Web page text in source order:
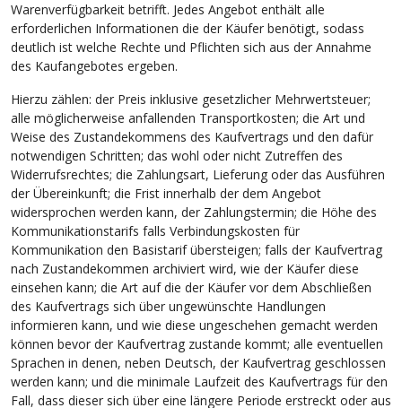
Warenverfügbarkeit betrifft. Jedes Angebot enthält alle
erforderlichen Informationen die der Käufer benötigt, sodass
deutlich ist welche Rechte und Pflichten sich aus der Annahme
des Kaufangebotes ergeben.
Hierzu zählen: der Preis inklusive gesetzlicher Mehrwertsteuer;
alle möglicherweise anfallenden Transportkosten; die Art und
Weise des Zustandekommens des Kaufvertrags und den dafür
notwendigen Schritten; das wohl oder nicht Zutreffen des
Widerrufsrechtes; die Zahlungsart, Lieferung oder das Ausführen
der Übereinkunft; die Frist innerhalb der dem Angebot
widersprochen werden kann, der Zahlungstermin; die Höhe des
Kommunikationstarifs falls Verbindungskosten für
Kommunikation den Basistarif übersteigen; falls der Kaufvertrag
nach Zustandekommen archiviert wird, wie der Käufer diese
einsehen kann; die Art auf die der Käufer vor dem Abschließen
des Kaufvertrags sich über ungewünschte Handlungen
informieren kann, und wie diese ungeschehen gemacht werden
können bevor der Kaufvertrag zustande kommt; alle eventuellen
Sprachen in denen, neben Deutsch, der Kaufvertrag geschlossen
werden kann; und die minimale Laufzeit des Kaufvertrags für den
Fall, dass dieser sich über eine längere Periode erstreckt oder aus